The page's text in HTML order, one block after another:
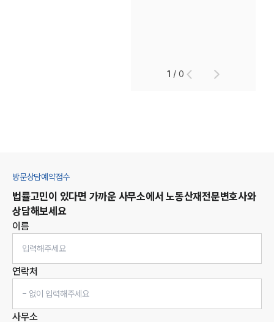
1 /0
방문상담예약접수
법률고민이 있다면 가까운 사무소에서 노동산재전문변호사와
상담해보세요
이름
연락처
사무소